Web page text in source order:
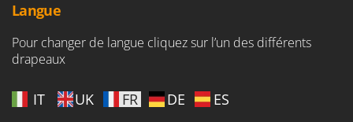
Master
Mastercook
Masterpro
McCulloch
MCH
Langue
Pour changer de langue cliquez sur l’un des différents
drapeaux
IT UK FR DE ES